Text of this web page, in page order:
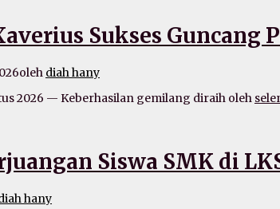
Sukses Guncang
oleh diah hany
2026 — Keberhasilan gemilang diraih oleh
Siswa SMK di
hany